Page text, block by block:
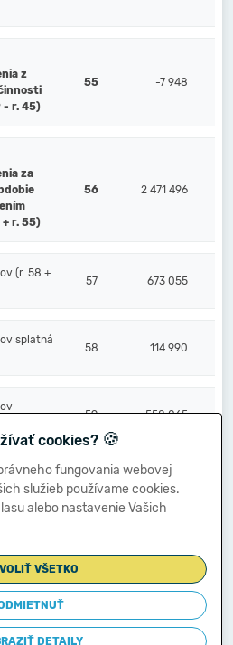
z
- r. 45)
55 -7 948
za
r. 55)
56 2 471 496
(r. 58 +
57 673 055
splatná
58 114 990
59 558 065
na
60
za
po
) (r. 56
61 1 798 441
cookies? 🍪
fungovania webovej
služieb používame cookies.
alebo nastavenie Vašich
VŠETKO
DETAILY